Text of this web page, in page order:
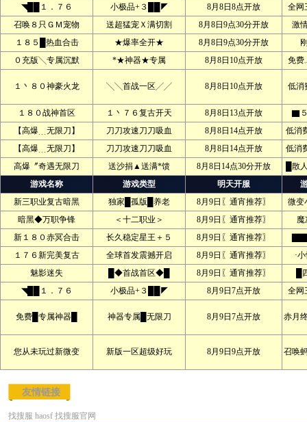
◥██１．７６ 小极品+３██◤ 8月8日8点开放
全网
召唤８只ＧＭ宠物
送超猛宠Ｘ满切割 8月8日9点30分开放
激
１８５█热血合击
★爆率全开★ 8月8日9点30分开放
０充版╲专属沉默
*★神器★专属 8月8日10点开放 免费
１丶８０神豪火龙 ╲╲首战一区╱╱ 8月8日10点开放 低
１８０战神首区 １丶７６复古开天 8月8日13点开放
▇
【高爆﹍无限刀】
刀刀攻速刀刀吸血 8月8日14点开放
低消
【高爆﹍无限刀】
刀刀攻速刀刀吸血 8月8日14点开放
低消
高爆〞奇遇无限刀
送沙捐▲送满*馈 8月8日14点30分开放
█散
游戏名称
游戏类型 明天开服
新三职业复古暗黑
独家█孤版█养老 8月9日〖通宵推荐〗
微变
暗黑◆万职争锋
＜十二职业＞ 8月9日〖通宵推荐〗
魔
新１８０赤冥合击
长久稳定星王＋５ 8月9日〖通宵推荐〗
１７６新完美复古
全球首发震撼开启 8月9日〖通宵推荐〗
·
魅影迷失
█◆首战首区◆█ 8月9日〖通宵推荐〗
█
◥██１．７６
小极品+３██◤ 8月9日7点开放 全网
免费█专属神器█ 神器专属█无限刀 8月9日7点开放 赤月
您从未玩过新微变 新版一区超级好玩 8月9日9点开放 召唤
友情链接
找搜服 haosf 找搜服官网